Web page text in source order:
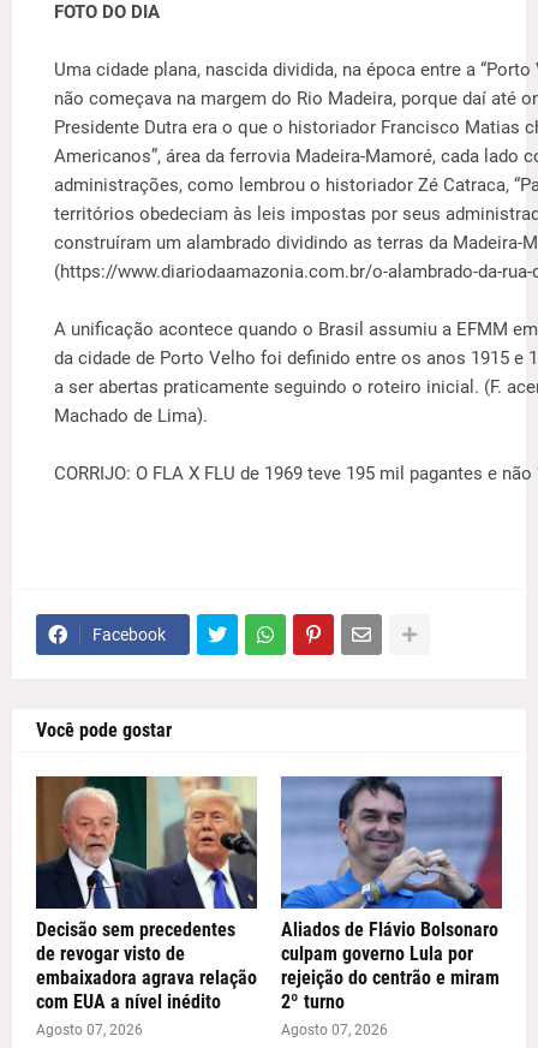
FOTO DO DIA
Uma cidade plana, nascida dividida, na época entre a
não começava na margem do Rio Madeira, porque daí até
Presidente Dutra era o que o historiador Francisco Matias
Americanos”, área da ferrovia Madeira-Mamoré, cada lado
administrações, como lembrou o historiador Zé Catraca,
territórios obedeciam às leis impostas por seus
construíram um alambrado dividindo as terras da Madeira-
(https://www.diariodaamazonia.com.br/o-alambrado-da-
A unificação acontece quando o Brasil assumiu a EFMM
da cidade de Porto Velho foi definido entre os anos 1915 e
a ser abertas praticamente seguindo o roteiro inicial. (F.
Machado de Lima).
CORRIJO: O FLA X FLU de 1969 teve 195 mil pagantes e não
Facebook
Você pode gostar
Decisão sem precedentes
de revogar visto de
embaixadora agrava relação
com EUA a nível inédito
Agosto 07, 2026
Aliados de Flávio Bolsonaro
culpam governo Lula por
rejeição do centrão e miram
2º turno
Agosto 07, 2026